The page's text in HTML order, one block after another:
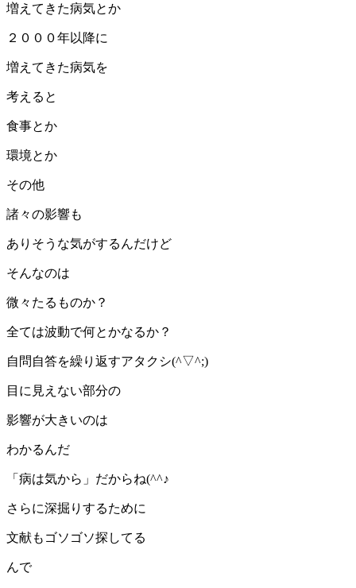
増えてきた病気とか
２０００年以降に
増えてきた病気を
考えると
食事とか
環境とか
その他
諸々の影響も
ありそうな気がするんだけど
そんなのは
微々たるものか？
全ては波動で何とかなるか？
自問自答を繰り返すアタクシ(^▽^;)
目に見えない部分の
影響が大きいのは
わかるんだ
「病は気から」だからね(^^♪
さらに深掘りするために
文献もゴソゴソ探してる
んで